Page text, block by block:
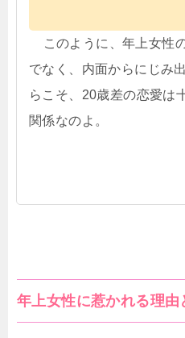
このように、年上女性
でなく、内面からにじみ
らこそ、20歳差の恋愛は
関係なのよ。
年上女性に惹かれる理由